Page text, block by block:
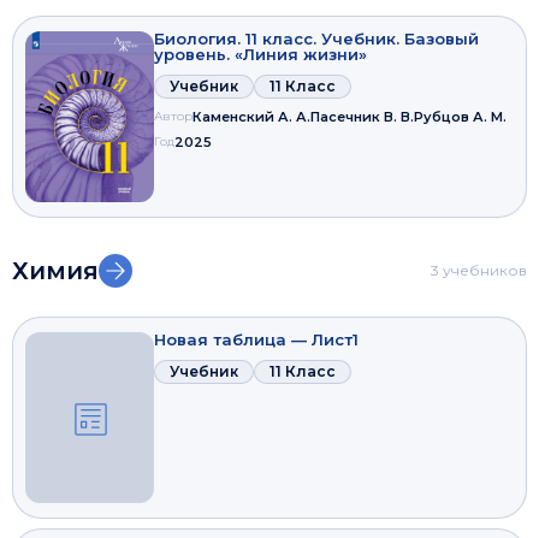
Биология. 11 класс. Учебник. Базовый
уровень. «Линия жизни»
Учебник 11 Класс
АвторКаменский А. А.Пасечник В. В.Рубцов А. М.
Год2025
Химия 3 учебников
Новая таблица — Лист1
Учебник 11 Класс